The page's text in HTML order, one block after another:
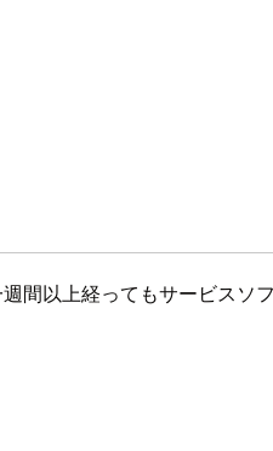
以上経ってもサービスソ